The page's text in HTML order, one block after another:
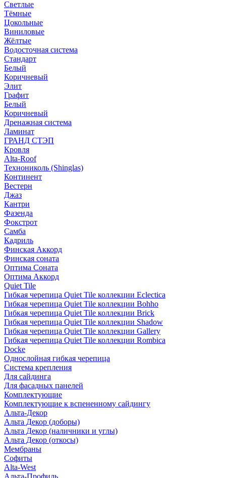
Светлые
Тёмные
Цокольные
Виниловые
Жёлтые
Водосточная система
Стандарт
Белый
Коричневый
Элит
Графит
Белый
Коричневый
Дренажная система
Ламинат
ГРАНД СТЭП
Кровля
Alta-Roof
Технониколь (Shinglas)
Континент
Вестерн
Джаз
Кантри
Фазенда
Фокстрот
Самба
Кадриль
Финская Аккорд
Финская соната
Оптима Соната
Оптима Аккорд
Quiet Tile
Гибкая черепица Quiet Tile коллекции Eclectica
Гибкая черепица Quiet Tile коллекции Bohho
Гибкая черепица Quiet Tile коллекции Brick
Гибкая черепица Quiet Tile коллекции Shadow
Гибкая черепица Quiet Tile коллекции Gallery
Гибкая черепица Quiet Tile коллекции Rombica
Docke
Однослойная гибкая черепица
Система крепления
Для сайдинга
Для фасадных панелей
Комплектующие
Комплектующие к вспененному сайдингу
Альта-Декор
Альта Декор (доборы)
Альта Декор (наличники и углы)
Альта Декор (откосы)
Мембраны
Софиты
Alta-West
Альта-Профиль